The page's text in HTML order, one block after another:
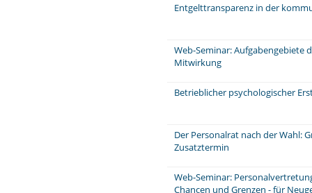
Entgelttransparenz in der
Web-Seminar: Aufgabengebiete
Mitwirkung
Betrieblicher psychologischer
Der Personalrat nach der Wahl:
Zusatztermin
Web-Seminar:
Chancen und Grenzen - für